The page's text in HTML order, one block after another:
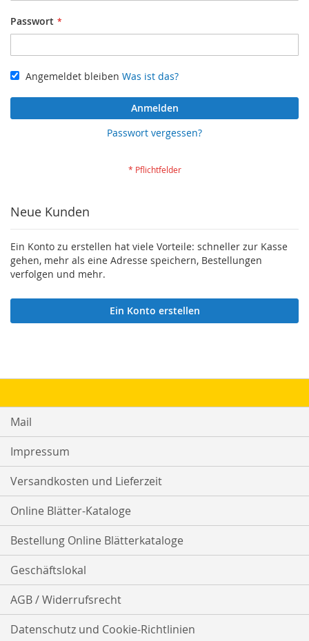
Passwort
Angemeldet bleiben Was ist das?
Anmelden
Passwort vergessen?
Neue Kunden
Ein Konto zu erstellen hat viele Vorteile: schneller zur Kasse
gehen, mehr als eine Adresse speichern, Bestellungen
verfolgen und mehr.
Ein Konto erstellen
Mail
Impressum
Versandkosten und Lieferzeit
Online Blätter-Kataloge
Bestellung Online Blätterkataloge
Geschäftslokal
AGB / Widerrufsrecht
Datenschutz und Cookie-Richtlinien